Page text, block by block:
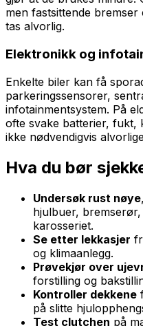
men fastsittende
tas alvorlig.
Elektronikk og
Enkelte biler kan få
parkeringssensorer,
infotainmentsystem. På
ofte svake batterier, fukt,
ikke nødvendigvis
Hva du bør
Undersøk rust nøye
hjulbuer,
karosseriet.
Se etter lekkasjer
og klimaanlegg.
Prøvekjør over
forstilling og
Kontroller dekkene
på slitte
Test clutchen på